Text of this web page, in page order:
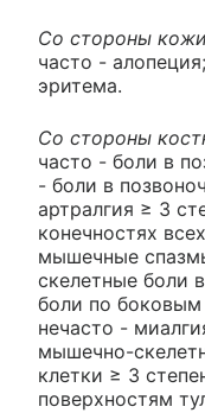
Со стороны
часто -
эритема.
Со стороны
часто - боли в
- боли в
артралгия ≥ 3
конечностях
мышечные
скелетные боли
боли по
нечасто -
мышечно-
клетки ≥ 3
поверхностям